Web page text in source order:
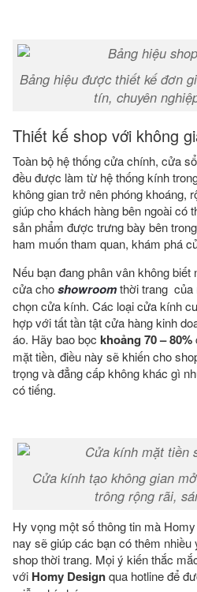
Bảng hiệu được thiết kế đơn
tín, chuyên
Thiết kế shop với không
Toàn bộ hệ thống cửa chính, cửa
đều được làm từ hệ thống kính
không gian trở nên phóng khoáng,
giúp cho khách hàng bên ngoài có
sản phẩm được trưng bày bên
ham muốn tham quan, khám phá
Nếu bạn đang phân vân không biết
cửa choshowroomthời trang của
chọn cửa kính. Các loại cửa kính
hợp với tất tần tật cửa hàng kinh
áo. Hãy bao bọc khoảng 70 – 80%
mặt tiền, điều này sẽ khiến cho
trọng và đẳng cấp không khác gì
có tiếng.
Cửa kính tạo không gian
trông rộng rãi,
Hy vọng một số thông tin mà
nay sẽ giúp các bạn có thêm
shop thời trang. Mọi ý kiến thắc
với Homy Designqua hotline để